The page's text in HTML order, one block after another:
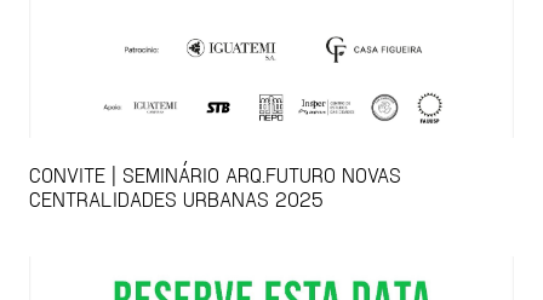
CONVITE | SEMINÁRIO ARQ.FUTURO NOVAS
CENTRALIDADES URBANAS 2025